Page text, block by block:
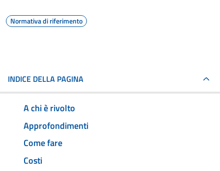
Normativa di riferimento
INDICE DELLA PAGINA
A chi è rivolto
Approfondimenti
Come fare
Costi